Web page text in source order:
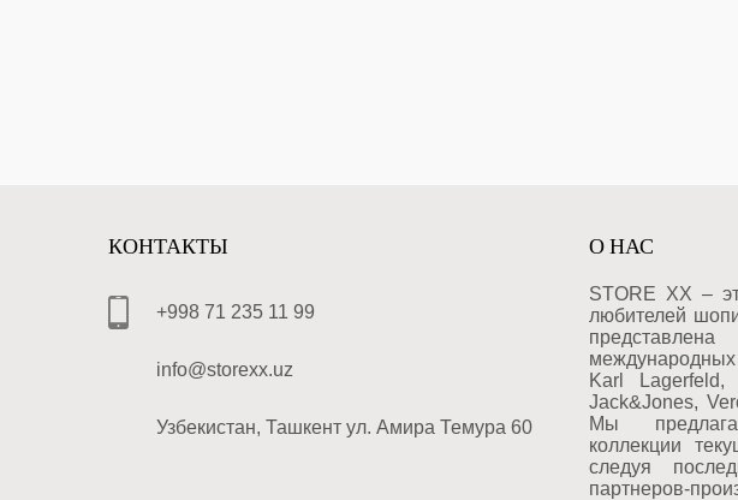
КОНТАКТЫ
+998 71 235 11 99
info@storexx.uz
Узбекистан, Ташкент ул. Амира Темура 60
О НАС
STORE XX –
любителей
Karl Lagerfeld,
Jack&Jones,
Мы
коллекции
следуя
партнеров-